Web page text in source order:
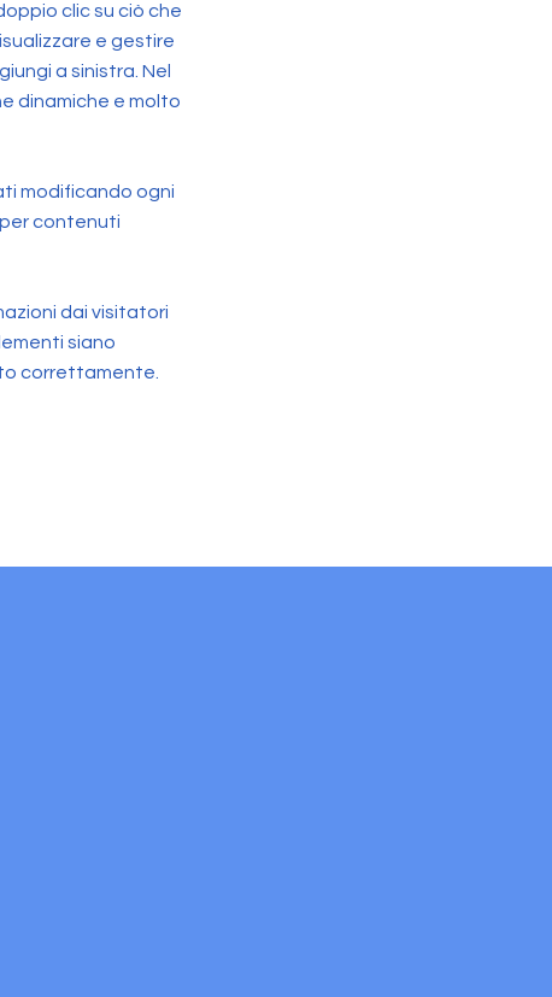
clic su ciò che
e gestire
a sinistra. Nel
dinamiche e molto
modificando ogni
contenuti
dai visitatori
siano
correttamente.